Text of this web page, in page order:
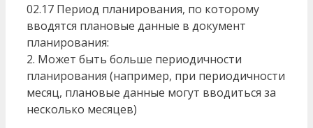
02.17 Период планирования, по которому
вводятся плановые данные в документ
планирования:
2. Может быть больше периодичности
планирования (например, при периодичности
месяц, плановые данные могут вводиться за
несколько месяцев)